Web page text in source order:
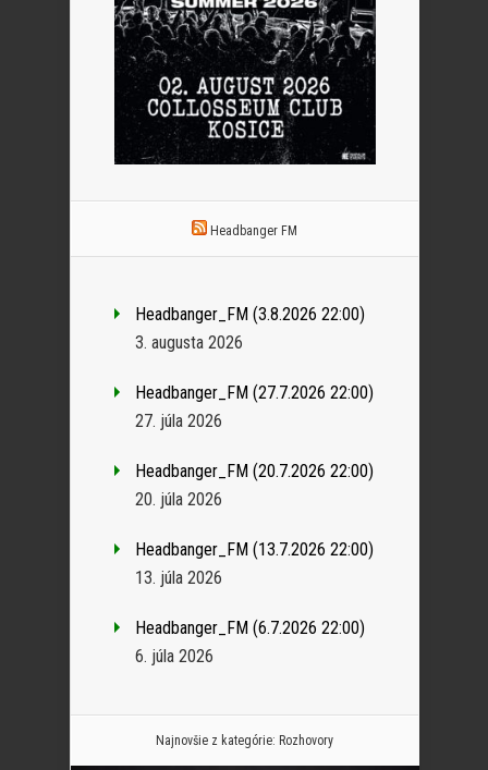
Headbanger FM
Headbanger_FM (3.8.2026 22:00)
3. augusta 2026
Headbanger_FM (27.7.2026 22:00)
27. júla 2026
Headbanger_FM (20.7.2026 22:00)
20. júla 2026
Headbanger_FM (13.7.2026 22:00)
13. júla 2026
Headbanger_FM (6.7.2026 22:00)
6. júla 2026
Najnovšie z kategórie: Rozhovory